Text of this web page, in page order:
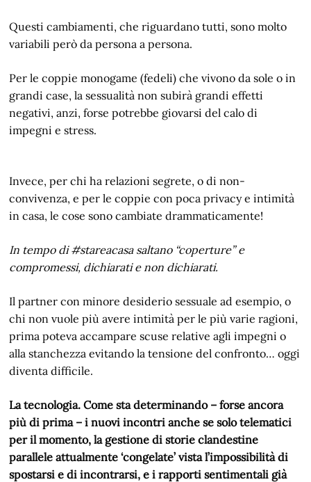
Questi cambiamenti, che riguardano tutti, sono molto
variabili però da persona a persona.
Per le coppie monogame (fedeli) che vivono da sole o in
grandi case, la sessualità non subirà grandi effetti
negativi, anzi, forse potrebbe giovarsi del calo di
impegni e stress.
Invece, per chi ha relazioni segrete, o di non-
convivenza, e per le coppie con poca privacy e intimità
in casa, le cose sono cambiate drammaticamente!
In tempo di #stareacasa saltano “coperture” e
compromessi, dichiarati e non dichiarati.
Il partner con minore desiderio sessuale ad esempio, o
chi non vuole più avere intimità per le più varie ragioni,
prima poteva accampare scuse relative agli impegni o
alla stanchezza evitando la tensione del confronto… oggi
diventa difficile.
La tecnologia. Come sta determinando – forse ancora
più di prima – i nuovi incontri anche se solo telematici
per il momento, la gestione di storie clandestine
parallele attualmente ‘congelate’ vista l’impossibilità di
spostarsi e di incontrarsi, e i rapporti sentimentali già